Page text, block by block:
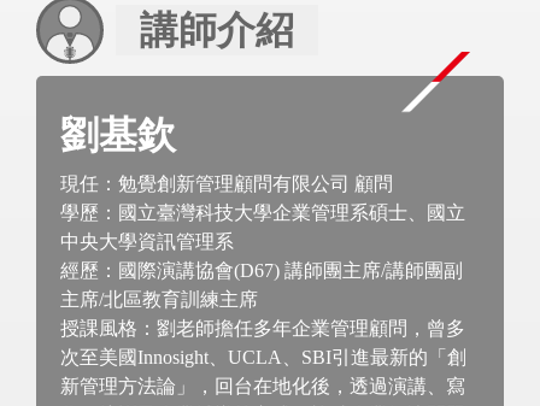
講師介紹
劉基欽
現任：勉覺創新管理顧問有限公司 顧問
學歷：國立臺灣科技大學企業管理系碩士、國立
中央大學資訊管理系
經歷：國際演講協會(D67) 講師團主席/講師團副
主席/北區教育訓練主席
授課風格：劉老師擔任多年企業管理顧問，曾多
次至美國Innosight、UCLA、SBI引進最新的「創
新管理方法論」，回台在地化後，透過演講、寫